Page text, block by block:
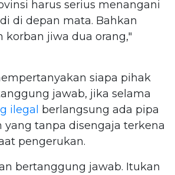
harus serius menangani
di depan mata. Bahkan
korban jiwa dua orang,"
siapa pihak
jawab, jika selama
ilegal berlangsung ada pipa
yang tanpa disengaja terkena
pengerukan.
bertanggung jawab. Itukan